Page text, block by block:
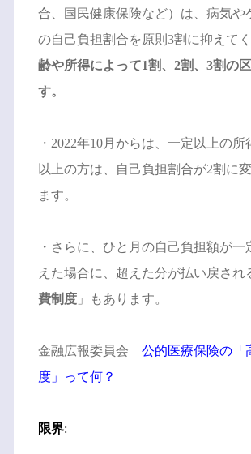
合、国民健康保険など）は、病気や
の自己負担割合を原則3割に抑えてく
齢や所得によって1割、2割、3割の
す。
・2022年10月からは、一定以上の所
以上の方は、
自己負担割合が2割に
ます。
・さらに、ひと月の自己負担額が一
えた場合に、超えた分が払い戻され
費制度」もあります。
金融広報委員会 公的医療保険の「
度」って何？
限界: